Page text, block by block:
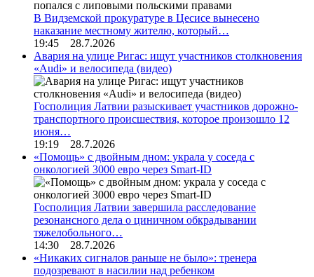
В Видземской прокуратуре в Цесисе вынесено
наказание местному жителю, который…
19:45 28.7.2026
Авария на улице Ригас: ищут участников столкновения
«Audi» и велосипеда (видео)
Госполиция Латвии разыскивает участников дорожно-
транспортного происшествия, которое произошло 12
июня…
19:19 28.7.2026
«Помощь» с двойным дном: украла у соседа с
онкологией 3000 евро через Smart-ID
Госполиция Латвии завершила расследование
резонансного дела о циничном обкрадывании
тяжелобольного…
14:30 28.7.2026
«Никаких сигналов раньше не было»: тренера
подозревают в насилии над ребенком